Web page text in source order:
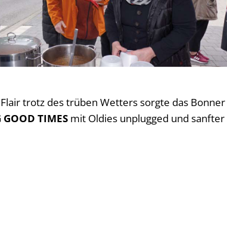
trotz des trüben Wetters sorgte das Bonner
TIMESmit Oldies unplugged und sanfter